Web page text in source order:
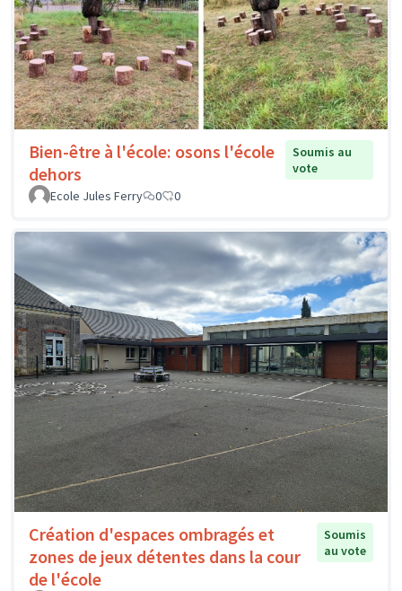
Bien-être à l'école: osons l'école
dehors
Soumis au
vote
Ecole Jules Ferry
0 0
Création d'espaces ombragés et
zones de jeux détentes dans la cour
de l'école
Soumis
au vote